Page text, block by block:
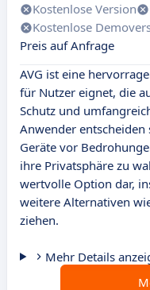
Kostenlose Version
Kostenlose
Preis auf Anfrage
AVG ist eine
für Nutzer eignet, die
Schutz und
Anwender
Geräte vor
ihre Privatsphäre zu
wertvolle Option dar,
weitere Alternativen
ziehen.
Mehr Details